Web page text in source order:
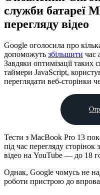
служби батареї
перегляду відео
Google оголосила про
допоможуть збільшити час
Завдяки оптимізації таких
таймери JavaScript,
переглядати веб-сторінки
Тести з MacBook Pro 13
під час перегляду сторінок
відео на YouTube — до 18
Однак, Google чомусь не
роботи пристрою до